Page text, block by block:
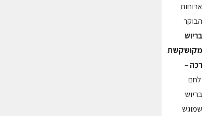
ארוחות
הבוקר
בריוש
מקושקשת
רכה–
לחם
בריוש
שמוגש